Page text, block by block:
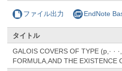
ファイル出力 EndNote
タイトル
GALOIS COVERS OF TYPE (p,· ·
FORMULA,AND THE EXISTENCE